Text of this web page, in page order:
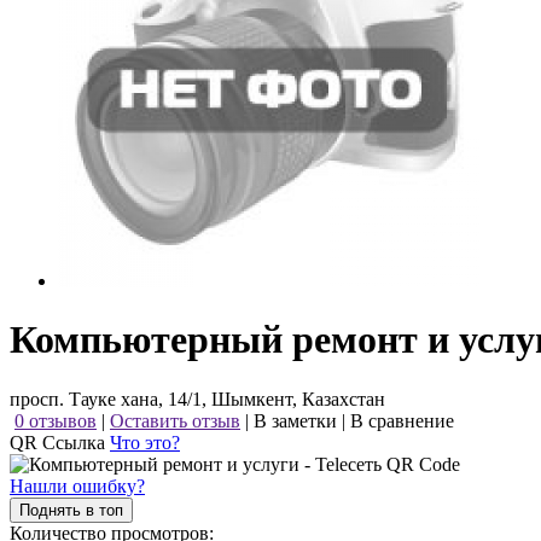
Компьютерный ремонт и
просп. Тауке хана, 14/1, Шымкент, Казахстан
0 отзывов | Оставить отзыв | В заметки | В сравнение
QR Ссылка Что это?
Нашли ошибку?
Поднять в топ
Количество просмотров: